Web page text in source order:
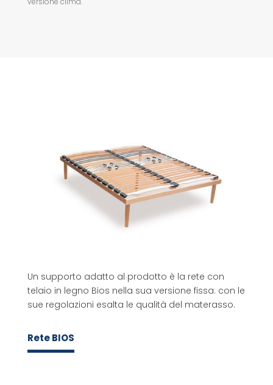
Un supporto adatto al prodotto è la rete con
telaio in legno Bios nella sua versione fissa: con le
sue regolazioni esalta le qualità del materasso.
Rete BIOS